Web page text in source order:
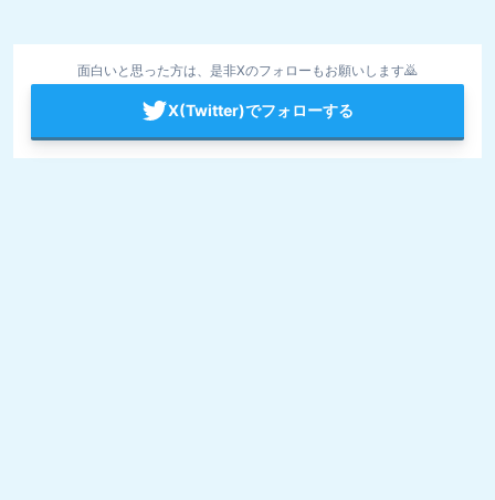
面白いと思った方は、是非Xのフォローもお願いします🙇
X(Twitter)でフォローする